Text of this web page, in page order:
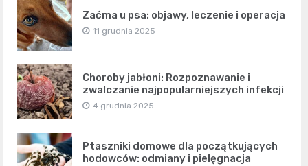
Zaćma u psa: objawy, leczenie i operacja
11 grudnia 2025
Choroby jabłoni: Rozpoznawanie i
zwalczanie najpopularniejszych infekcji
4 grudnia 2025
Ptaszniki domowe dla początkujących
hodowców: odmiany i pielęgnacja